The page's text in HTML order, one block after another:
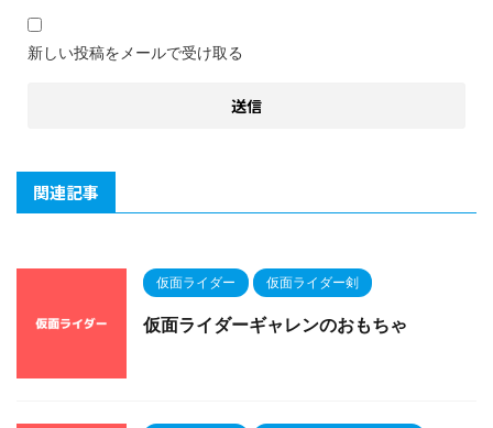
新しい投稿をメールで受け取る
関連記事
仮面ライダー 仮面ライダー剣
仮面ライダーギャレンのおもちゃ